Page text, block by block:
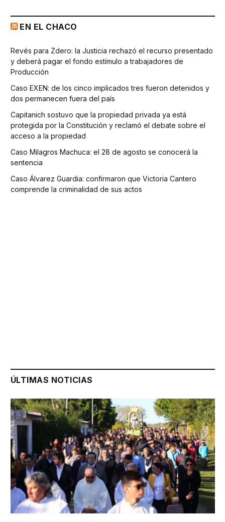
EN EL CHACO
Revés para Zdero: la Justicia rechazó el recurso presentado
y deberá pagar el fondo estímulo a trabajadores de
Producción
Caso EXEN: de los cinco implicados tres fueron detenidos y
dos permanecen fuera del país
Capitanich sostuvo que la propiedad privada ya está
protegida por la Constitución y reclamó el debate sobre el
acceso a la propiedad
Caso Milagros Machuca: el 28 de agosto se conocerá la
sentencia
Caso Álvarez Guardia: confirmaron que Victoria Cantero
comprende la criminalidad de sus actos
ÚLTIMAS NOTICIAS